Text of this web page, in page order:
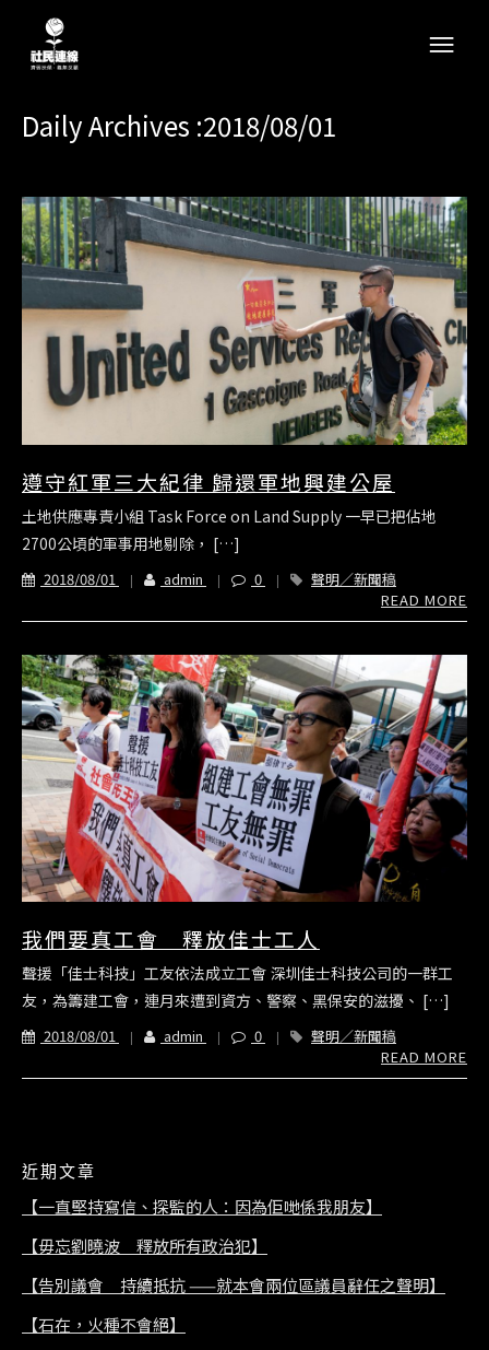
Daily Archives :2018/08/01
遵守紅軍三大紀律 歸還軍地興建公屋
土地供應專責小組 Task Force on Land Supply 一早已把佔地
2700公頃的軍事用地剔除， […]
2018/08/01 admin 0
聲明／新聞稿
READ MORE
我們要真工會 釋放佳士工人
聲援「佳士科技」工友依法成立工會 深圳佳士科技公司的一群工
友，為籌建工會，連月來遭到資方、警察、黑保安的滋擾、 […]
2018/08/01 admin 0
聲明／新聞稿
READ MORE
近期文章
【一直堅持寫信、探監的人：因為佢哋係我朋友】
【毋忘劉曉波 釋放所有政治犯】
【告別議會 持續抵抗 ——就本會兩位區議員辭任之聲明】
【石在，火種不會絕】